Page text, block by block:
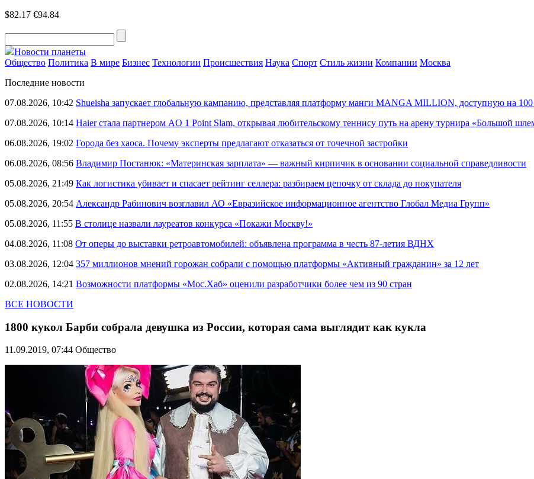
$82.17 €94.84
Новости планеты
Общество Политика В мире Бизнес Технологии Происшествия Наука Спорт Стиль жизни Компании Москва
Последние новости
07.08.2026, 10:42 Shueisha запускает глобальную кампанию, представляя платформу манги MANGA MILLION, доступную на 100
07.08.2026, 10:14 Haier стала партнером AO 1 Point Slam, открывая любительскому теннису путь на арену турнира «Большой
06.08.2026, 19:02 Города без хаоса. Почему эксперты предлагают отказаться от точечной застройки
06.08.2026, 08:56 Владимир Постанюк: «Материнская зарплата» — важный кирпичик в основании социальной справедливости
05.08.2026, 21:49 Как логистика убивает и спасает рейтинг селлера: разбираем цепочку от склада до покупателя
05.08.2026, 20:54 Александр Рабинович возглавил АО «Евразийское информационное агентство Глобал Медиа Групп»
05.08.2026, 11:55 В столице назвали лауреатов конкурса «Покажи Москву!»
04.08.2026, 11:08 От оперы до выставки ретроавтомобилей: объявлена программа в честь 87-летия ВДНХ
03.08.2026, 12:04 357 миллионов мнений горожан собрали с помощью платформы «Активный гражданин» за 12 лет
02.08.2026, 14:21 Возможности платформы «Мос.Хаб» оценили разработчики более чем из 90 стран
ВСЕ НОВОСТИ
1800 кукол Барби собрала девушка из России, которая сама выглядит как кукла
11.09.2019, 07:44 Общество